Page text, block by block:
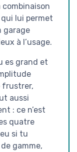
combinaison
lui permet
garage
à l’usage.
es grand et
frustrer,
aussi
: ce n’est
quatre
si tu
gamme,